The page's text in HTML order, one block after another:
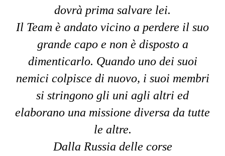
dovrà prima salvare lei.
Il Team è andato vicino a perdere il suo
grande capo e non è disposto a
dimenticarlo. Quando uno dei suoi
nemici colpisce di nuovo, i suoi membri
si stringono gli uni agli altri ed
elaborano una missione diversa da tutte
le altre.
Dalla Russia delle corse